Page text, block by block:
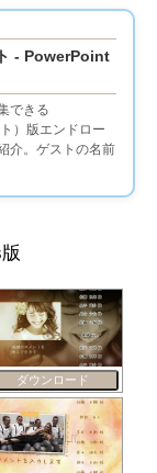
- PowerPoint
できる
）版エンドロー
介。ゲストの名前
ダウンロード